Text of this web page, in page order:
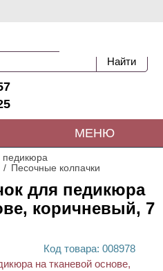
МЕНЮ
Песочные колпачки
для педикюра
коричневый, 7
Код товара: 008978